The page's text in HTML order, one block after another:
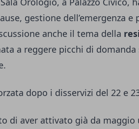
gestione dell’emergenza
anche il tema della
a reggere picchi di
dopo i disservizi del 22 e
di aver attivato già da maggio